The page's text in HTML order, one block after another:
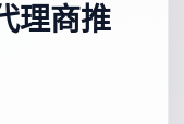
理商推